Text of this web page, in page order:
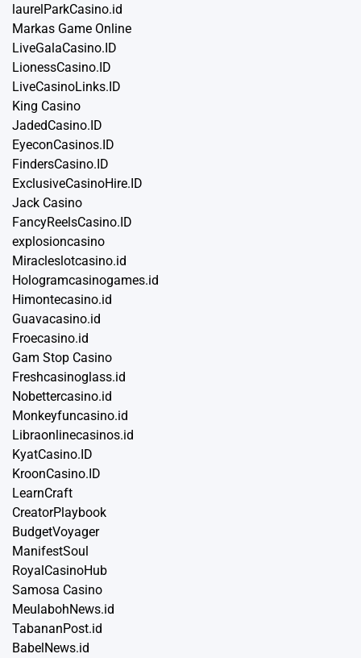
laurelParkCasino.id
Markas Game Online
LiveGalaCasino.ID
LionessCasino.ID
LiveCasinoLinks.ID
King Casino
JadedCasino.ID
EyeconCasinos.ID
FindersCasino.ID
ExclusiveCasinoHire.ID
Jack Casino
FancyReelsCasino.ID
explosioncasino
Miracleslotcasino.id
Hologramcasinogames.id
Himontecasino.id
Guavacasino.id
Froecasino.id
Gam Stop Casino
Freshcasinoglass.id
Nobettercasino.id
Monkeyfuncasino.id
Libraonlinecasinos.id
KyatCasino.ID
KroonCasino.ID
LearnCraft
CreatorPlaybook
BudgetVoyager
ManifestSoul
RoyalCasinoHub
Samosa Casino
MeulabohNews.id
TabananPost.id
BabelNews.id